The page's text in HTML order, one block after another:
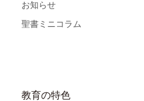
お知らせ
聖書ミニコラム
教育の特色